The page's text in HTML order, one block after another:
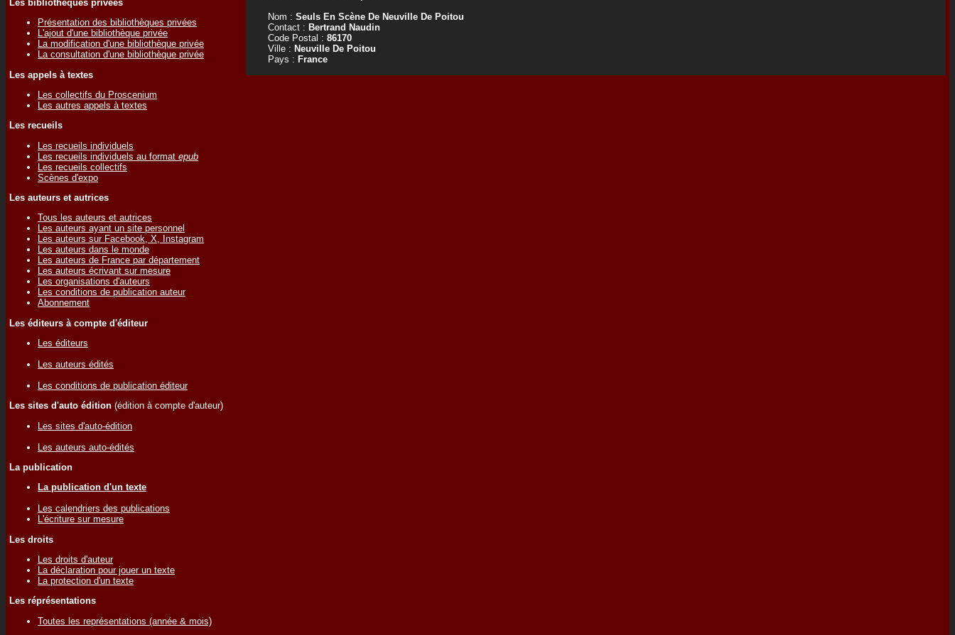
Les bibliothèques privées
Présentation des bibliothèques privées
L'ajout d'une bibliothèque privée
La modification d'une bibliothèque privée
La consultation d'une bibliothèque privée
Les appels à textes
Les collectifs du Proscenium
Les autres appels à textes
Les recueils
Les recueils individuels
Les recueils individuels au format epub
Les recueils collectifs
Scènes d'expo
Les auteurs et autrices
Tous les auteurs et autrices
Les auteurs ayant un site personnel
Les auteurs sur Facebook, X, Instagram
Les auteurs dans le monde
Les auteurs de France par département
Les auteurs écrivant sur mesure
Les organisations d'auteurs
Les conditions de publication auteur
Abonnement
Les éditeurs à compte d'éditeur
Les éditeurs
Les auteurs édités
Les conditions de publication éditeur
Les sites d'auto édition (édition à compte d'auteur)
Les sites d'auto-édition
Les auteurs auto-édités
La publication
La publication d'un texte
Les calendriers des publications
L'écriture sur mesure
Les droits
Les droits d'auteur
La déclaration pour jouer un texte
La protection d'un texte
Les réprésentations
Toutes les représentations (année & mois)
Nom : Seuls En Scène De Neuville De Poitou
Contact : Bertrand Naudin
Code Postal : 86170
Ville : Neuville De Poitou
Pays : France